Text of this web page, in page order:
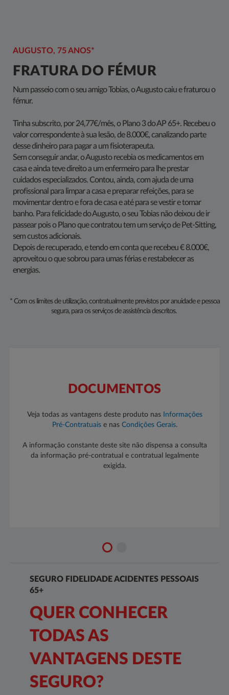
AUGUSTO, 75 ANOS*
FRATURA DO FÉMUR
Num passeio com o seu amigo Tobias, o Augusto caiu e fraturou o
fémur.
Tinha subscrito, por 24,77€/mês, o Plano 3 do AP 65+. Recebeu o
valor correspondente à sua lesão, de 8.000€, canalizando parte
desse dinheiro para pagar a um fisioterapeuta.
Sem conseguir andar, o Augusto recebia os medicamentos em
casa e ainda teve direito a um enfermeiro para lhe prestar
cuidados especializados. Contou, ainda, com ajuda de uma
profissional para limpar a casa e preparar refeições, para se
movimentar dentro e fora de casa e até para se vestir e tomar
banho. Para felicidade do Augusto, o seu Tobias não deixou de ir
passear pois o Plano que contratou tem um serviço de Pet-Sitting,
sem custos adicionais.
Depois de recuperado, e tendo em conta que recebeu € 8.000€,
aproveitou o que sobrou para umas férias e restabelecer as
energias.
* Com os limites de utilização, contratualmente previstos por anuidade e pessoa
segura, para os serviços de assistência descritos.
DOCUMENTOS
Veja todas as vantagens deste produto nas
Informações
Pré-Contratuaise nas Condições Gerais​​.
A informação constante deste site não dispensa a consulta
da informação pré-contratual e contratual legalmente
exigida.​
SEGURO FIDELIDADE ACIDENTES PESSOAIS
65+
QUER CONHECER
TODAS AS
VANTAGENS DESTE
SEGURO?